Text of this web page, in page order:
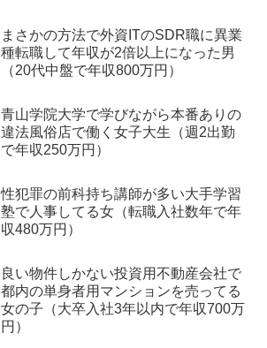
まさかの方法で外資ITのSDR職に異業
種転職して年収が2倍以上になった男
（20代中盤で年収800万円）
青山学院大学で学びながら本番ありの
違法風俗店で働く女子大生（週2出勤
で年収250万円）
性犯罪の前科持ち講師が多い大手学習
塾で人事してる女（転職入社数年で年
収480万円）
良い物件しかない投資用不動産会社で
都内の単身者用マンションを売ってる
女の子（大卒入社3年以内で年収700万
円）